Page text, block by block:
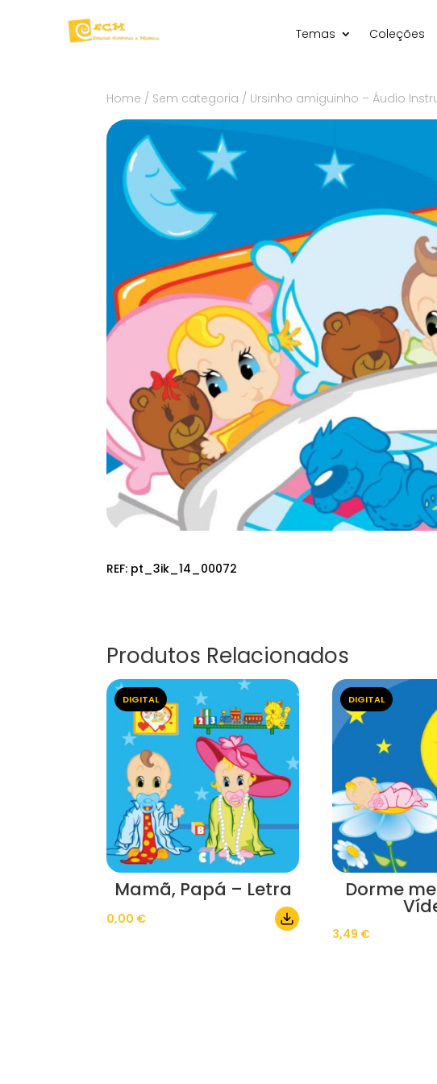
Temas Coleções
Home / Sem categoria / Ursinho amiguinho – Áudio
REF: pt_3ik_14_00072
Produtos Relacionados
DIGITAL
Mamã, Papá – Letra
0,00 €
DIGITAL
Dorme
3,49 €